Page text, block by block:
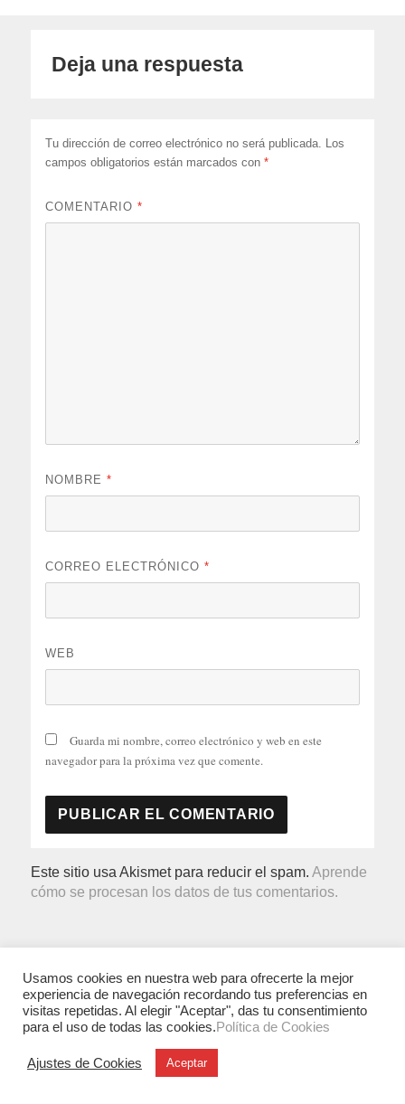
Deja una respuesta
Tu dirección de correo electrónico no será publicada. Los
campos obligatorios están marcados con*
COMENTARIO*
NOMBRE*
CORREO ELECTRÓNICO*
WEB
Guarda mi nombre, correo electrónico y web en este
navegador para la próxima vez que comente.
Este sitio usa Akismet para reducir el spam.Aprende
cómo se procesan los datos de tus comentarios.
Usamos cookies en nuestra web para ofrecerte la mejor
experiencia de navegación recordando tus preferencias en
visitas repetidas. Al elegir "Aceptar", das tu consentimiento
para el uso de todas las cookies.Política de Cookies
Ajustes de Cookies Aceptar